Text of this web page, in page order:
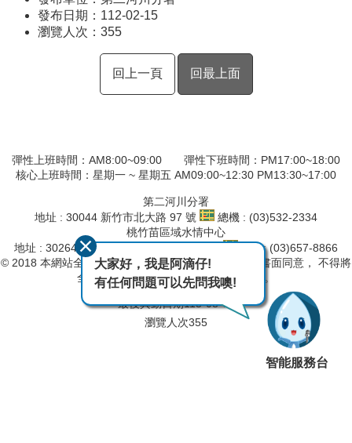
發布日期：112-02-15
瀏覽人次： 355
回上一頁 回最上面
彈性上班時間：AM8:00~09:00 彈性下班時間：PM17:00~18:00
核心上班時間：星期一 ~ 星期五 AM09:00~12:30 PM13:30~17:00
第二河川分署
地址 : 30044 新竹市北大路 97 號
總機 : (03)532-2334
桃竹苗區域水情中心
地址 : 30264 新竹縣竹北市莊敬南路201號
總機 : (03)657-8866
© 2018 本網站全部圖文版權係屬本局所有，非經正式書面同意， 不得將
全部或部分內容，轉載於任何形式媒體。
最後異動日期115-08-05
瀏覽人次355
大家好，我是阿滴仔!
有任何問題可以先問我噢!
智能服務台